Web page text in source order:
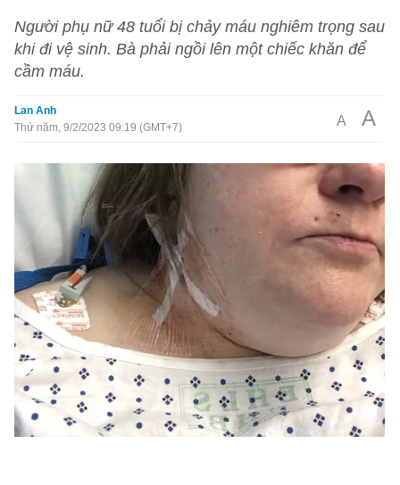
Người phụ nữ 48 tuổi bị chảy máu nghiêm trọng sau
khi đi vệ sinh. Bà phải ngồi lên một chiếc khăn để
cầm máu.
Lan Anh
Thứ năm, 9/2/2023 09:19 (GMT+7)
A A